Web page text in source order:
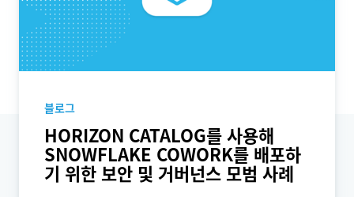
블로그
HORIZON CATALOG를 사용해
SNOWFLAKE COWORK를 배포하
기 위한 보안 및 거버넌스 모범 사례